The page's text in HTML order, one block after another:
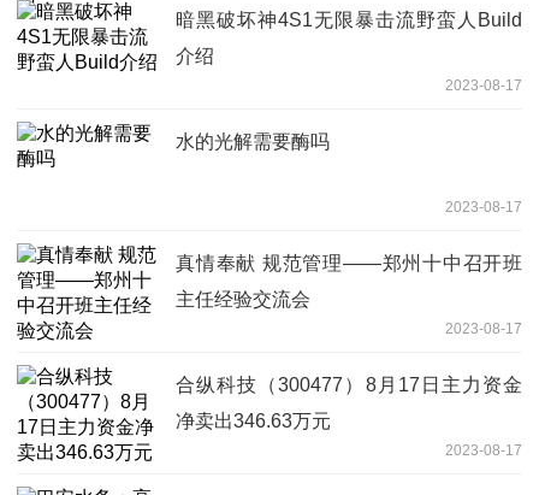
暗黑破坏神4S1无限暴击流野蛮人Build
介绍
2023-08-17
水的光解需要酶吗
2023-08-17
真情奉献 规范管理——郑州十中召开班
主任经验交流会
2023-08-17
合纵科技（300477）8月17日主力资金
净卖出346.63万元
2023-08-17